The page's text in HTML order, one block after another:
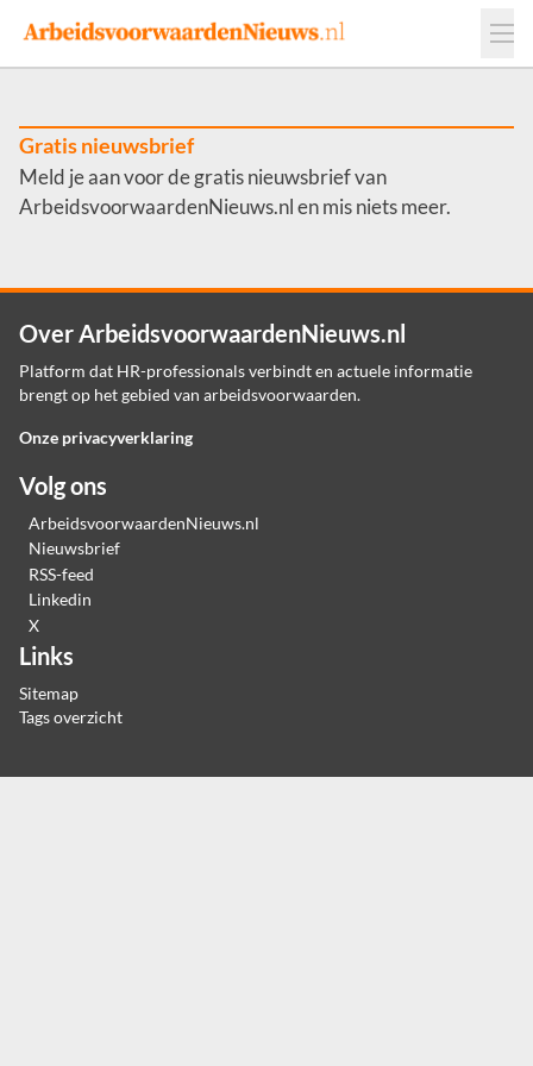
Events
Adverteren
Werkgevers
Contact
Gratis nieuwsbrief
Meld je aan voor de gratis nieuwsbrief van
ArbeidsvoorwaardenNieuws.nl en mis niets meer.
Over ArbeidsvoorwaardenNieuws.nl
Platform dat HR-professionals verbindt en actuele informatie
brengt op het gebied van arbeidsvoorwaarden.
Onze privacyverklaring
Volg ons
ArbeidsvoorwaardenNieuws.nl
Nieuwsbrief
RSS-feed
Linkedin
X
Links
Sitemap
Tags overzicht